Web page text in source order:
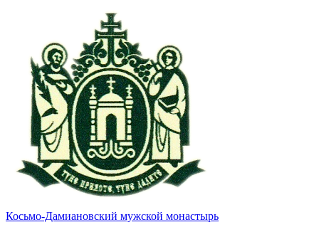
Косьмо-Дамиановский мужской монастырь